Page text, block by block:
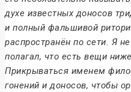
духе известных доносов
и полный фальшивой
распространён по сети. Я
полагал, что есть вещи
Прикрываться именем
гонений и доносов, чтобы